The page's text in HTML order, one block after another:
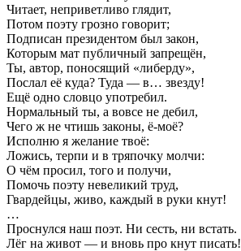
Читает, неприветливо глядит,
Потом поэту грозно говорит;
Подписан президентом был закон,
Которым мат публичный запрещён,
Ты, автор, поносящий «либерду»,
Послал её куда? Туда — в… звезду!
Ещё одно словцо употребил.
Нормальный ты, а вовсе не дебил,
Чего ж не чтишь законы, ё-моё?
Исполню я желание твоё:
Ложись, терпи и в тряпочку молчи:
О чём просил, того и получи,
Помочь поэту невеликий труд,
Гвардейцы, живо, каждый в руки кнут!
…
Проснулся наш поэт. Ни сесть, ни встать.
Лёг на живот — и вновь про кнут писать!